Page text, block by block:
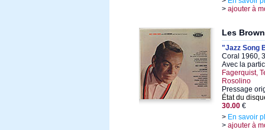
> ajouter à
Les Brown
"Jazz Song
Coral 1960,
Avec la
Fagerquist,
Rosolino
Pressage
État du
30.00 €
> En savoir
> ajouter à